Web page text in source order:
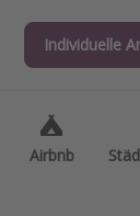
Individuelle
Airbnb
Individuelle
Airbnb